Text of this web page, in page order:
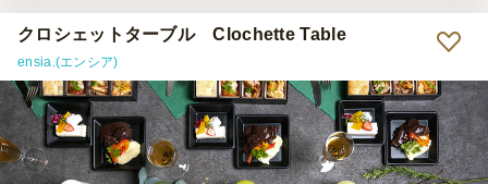
と調理がよかったです。 ランチであればこれで十分ですが、もし夜
食べるのであればオプションを追加してもいいと思います。 いつも
は、オードブル形式で、各自、手でつまんでいただくものが多かった
のですが、ランチでその後 自席で食べる者もいてボックス形式は良
かったです。 リピートすると思いますが、ボックスのバリエーショ
ンや季節ごとに変わったりしたらいいですね。
クロシェットターブル Clochette Table
ensia.(エンシア)